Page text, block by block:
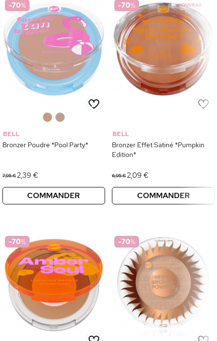
-70%
BELL
Bronzer Poudre *Pool Party*
7,95 €2,39 €
COMMANDER
-70%
BELL
Bronzer Effet Satiné *Pumpkin
Edition*
6,95 €2,09 €
COMMANDER
-70% -70%